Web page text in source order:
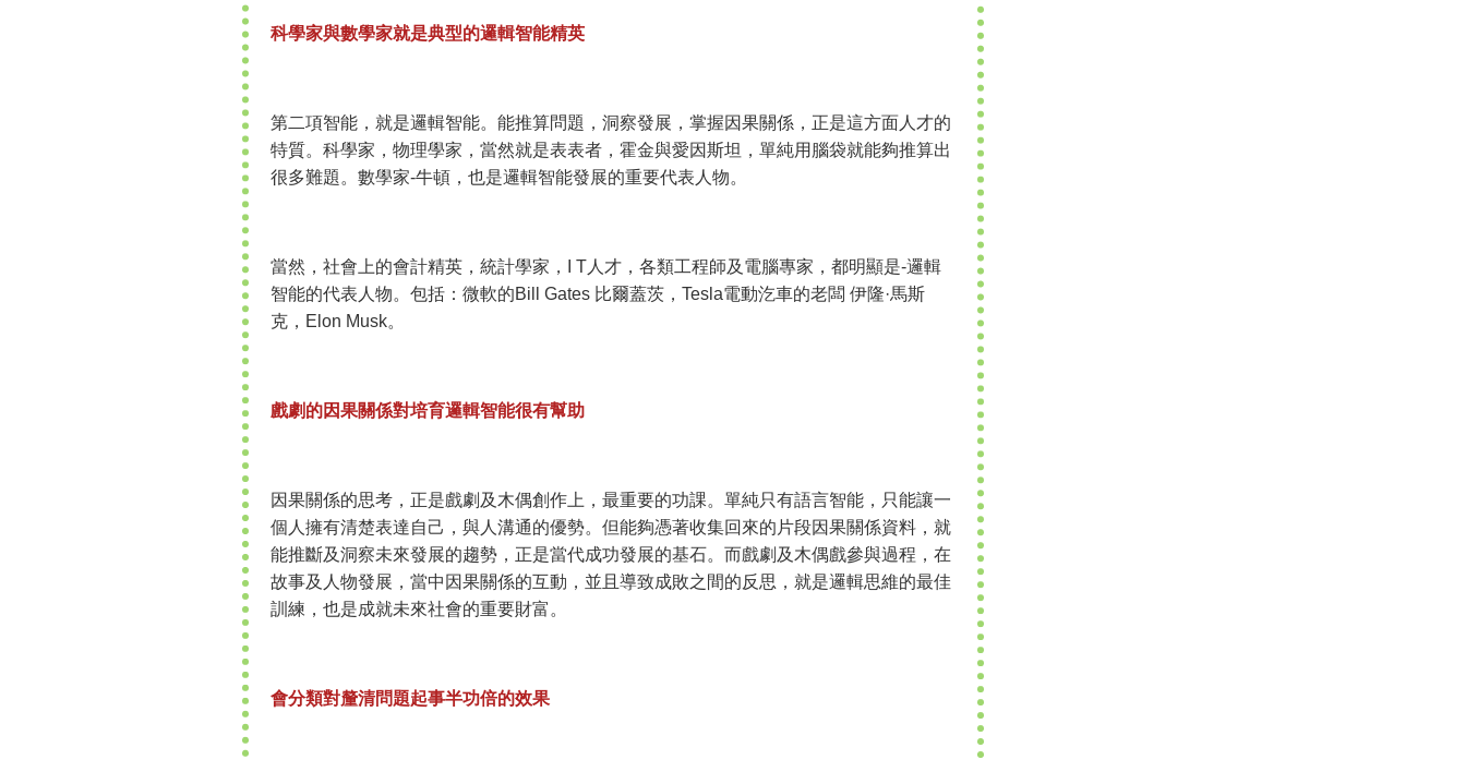
科學家與數學家就是典型的邏輯智能精英
第二項智能，就是邏輯智能。能推算問題，洞察發展，掌握因果關係，正是這方面人才的
特質。科學家，物理學家，當然就是表表者，霍金與愛因斯坦，單純用腦袋就能夠推算出
很多難題。數學家-牛頓，也是邏輯智能發展的重要代表人物。
當然，社會上的會計精英，統計學家，I T人才，各類工程師及電腦專家，都明顯是-邏輯
智能的代表人物。包括：微軟的Bill Gates 比爾蓋茨，Tesla電動汔車的老闆 伊隆·馬斯
克，Elon Musk。
戲劇的因果關係對培育邏輯智能很有幫助
因果關係的思考，正是戲劇及木偶創作上，最重要的功課。單純只有語言智能，只能讓一
個人擁有清楚表達自己，與人溝通的優勢。但能夠憑著收集回來的片段因果關係資料，就
能推斷及洞察未來發展的趨勢，正是當代成功發展的基石。而戲劇及木偶戲參與過程，在
故事及人物發展，當中因果關係的互動，並且導致成敗之間的反思，就是邏輯思維的最佳
訓練，也是成就未來社會的重要財富。
會分類對釐清問題起事半功倍的效果